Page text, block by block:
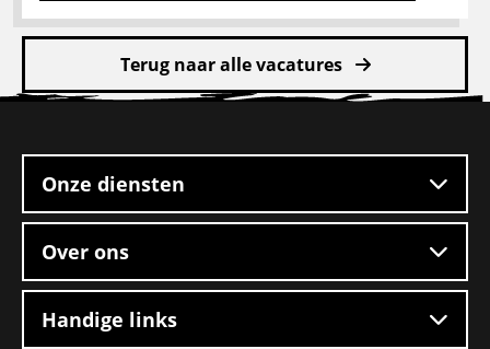
Lees
meer
Verhuizer
zaak
Terug naar alle vacatures
footer
Onze diensten
Over ons
Handige links